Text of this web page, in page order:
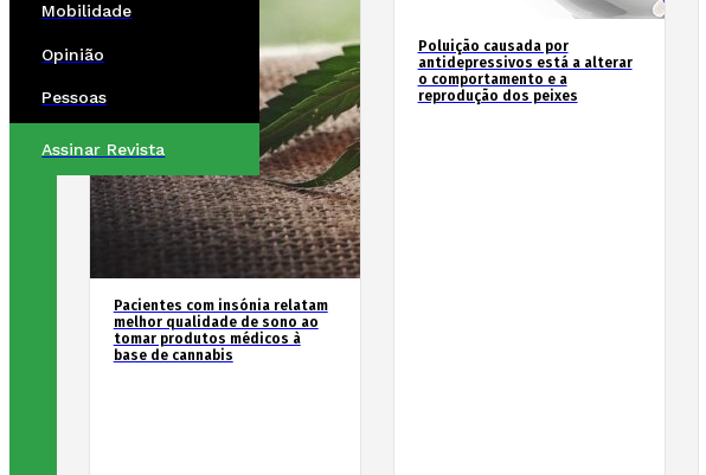
Mobilidade
Opinião
Pessoas
Assinar Revista
Pacientes com insónia relatam
melhor qualidade de sono ao
tomar produtos médicos à
base de cannabis
Poluição causada por
antidepressivos está a alterar
o comportamento e a
reprodução dos peixes